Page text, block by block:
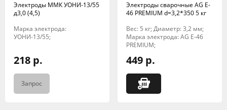
Электроды ММК УОНИ-13/55
д3,0 (4,5)
Марка электрода:
УОНИ-13/55;
218 р.
Запрос
Электроды сварочные AG E-
46 PREMIUM d=3,2*350 5 кг
Вес: 5 кг; Диаметр: 3,2 мм;
Марка электрода: AG E-46
PREMIUM;
449 р.